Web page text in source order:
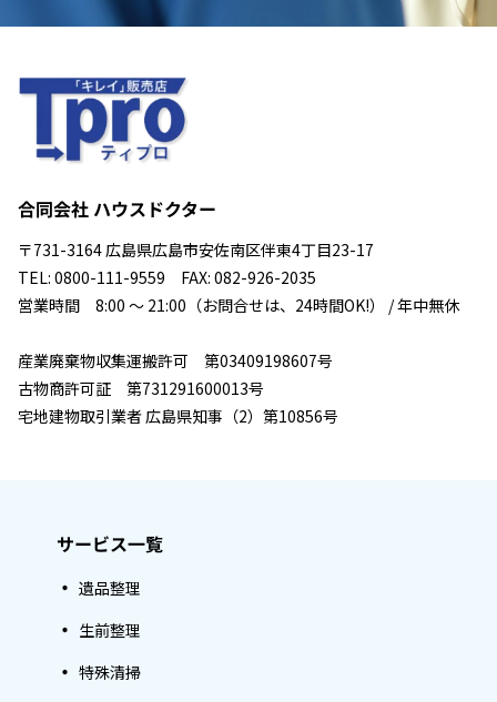
合同会社 ハウスドクター
〒731-3164 広島県広島市安佐南区伴東4丁目23-17
TEL: 0800-111-9559 FAX: 082-926-2035
営業時間 8:00 ～ 21:00（お問合せは、24時間OK!） / 年中無休
産業廃棄物収集運搬許可 第03409198607号
古物商許可証 第731291600013号
宅地建物取引業者 広島県知事（2）第10856号
サービス一覧
遺品整理
生前整理
特殊清掃